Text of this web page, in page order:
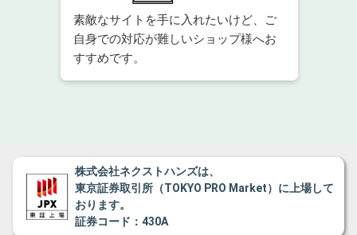
素敵なサイトを手に入れたいけど、ご
自身での対応が難しいショップ様へお
すすめです。
株式会社ネクストハンズは、
東京証券取引所（TOKYO PRO Market）に上場して
おります。
証券コード：430A